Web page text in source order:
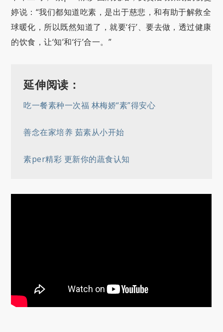
婷说：“我们都知道吃素，是出于慈悲，和有助于解救全
球暖化，所以既然知道了，就要‘行’、要去做，透过健康
的饮食，让‘知’和‘行’合一。”
延伸阅读：
吃一餐素种一次福 林梅娇“素”得安心
善念在家培养 茹素从小开始
素per精彩 更新你的蔬食认知